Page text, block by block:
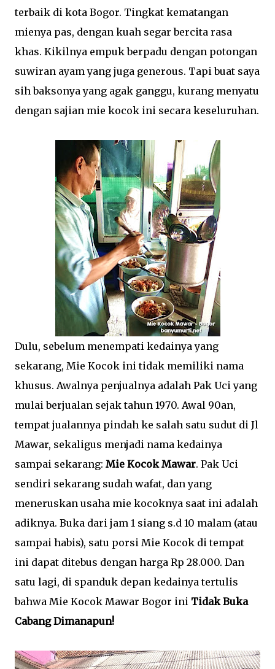
terbaik di kota Bogor. Tingkat kematangan
mienya pas, dengan kuah segar bercita rasa
khas. Kikilnya empuk berpadu dengan potongan
suwiran ayam yang juga generous. Tapi buat saya
sih baksonya yang agak ganggu, kurang menyatu
dengan sajian mie kocok ini secara keseluruhan.
Dulu, sebelum menempati kedainya yang
sekarang, Mie Kocok ini tidak memiliki nama
khusus. Awalnya penjualnya adalah Pak Uci yang
mulai berjualan sejak tahun 1970. Awal 90an,
tempat jualannya pindah ke salah satu sudut di Jl
Mawar, sekaligus menjadi nama kedainya
sampai sekarang: Mie Kocok Mawar. Pak Uci
sendiri sekarang sudah wafat, dan yang
meneruskan usaha mie kocoknya saat ini adalah
adiknya. Buka dari jam 1 siang s.d 10 malam (atau
sampai habis), satu porsi Mie Kocok di tempat
ini dapat ditebus dengan harga Rp 28.000. Dan
satu lagi, di spanduk depan kedainya tertulis
bahwa Mie Kocok Mawar Bogor ini Tidak Buka
Cabang Dimanapun!